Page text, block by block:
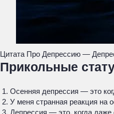
Цитата Про Депрессию —
Прикольные
Осенняя депрессия — это
У меня странная реакция на
Депрессия — это, когда даже